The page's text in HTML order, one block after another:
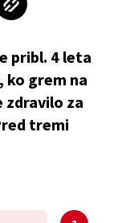
pribl. 4 leta
ko grem na
zdravilo za
tremi